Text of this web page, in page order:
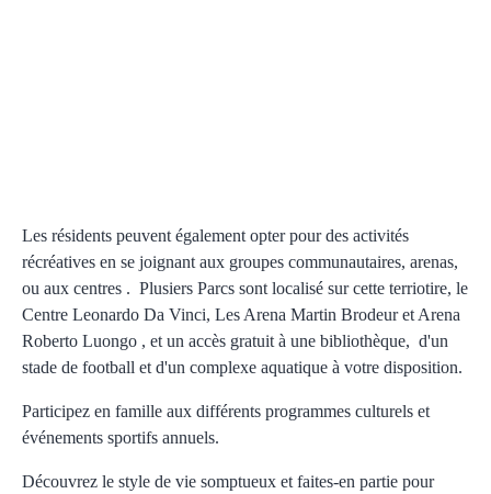
Les résidents peuvent également opter pour des activités
récréatives en se joignant aux groupes communautaires, arenas,
ou aux centres . Plusiers Parcs sont localisé sur cette terriotire, le
Centre Leonardo Da Vinci, Les Arena Martin Brodeur et Arena
Roberto Luongo , et un accès gratuit à une bibliothèque, d'un
stade de football et d'un complexe aquatique à votre disposition.
Participez en famille aux différents programmes culturels et
événements sportifs annuels.
Découvrez le style de vie somptueux et faites-en partie pour